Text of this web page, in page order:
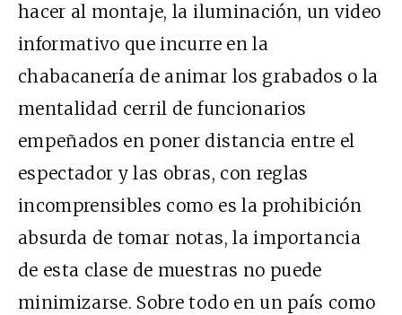
hacer al montaje, la iluminación, un video
informativo que incurre en la
chabacanería de animar los grabados o la
mentalidad cerril de funcionarios
empeñados en poner distancia entre el
espectador y las obras, con reglas
incomprensibles como es la prohibición
absurda de tomar notas, la importancia
de esta clase de muestras no puede
minimizarse. Sobre todo en un país como